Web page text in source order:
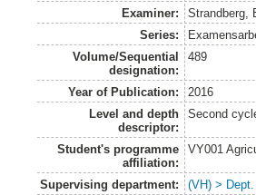
Examiner:
Strandberg,
Series:
Volume/Sequential
designation:
489
Year of Publication:
2016
Level and depth
descriptor:
Second
Student's programme
affiliation:
VY001
Supervising department: (VH) >